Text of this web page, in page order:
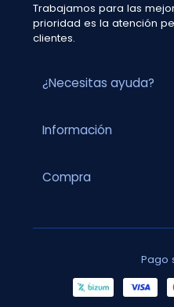
Trabajamos para las
prioridad es la atención
clientes.
¿Necesitas ayuda?
Información
Compra
Pago